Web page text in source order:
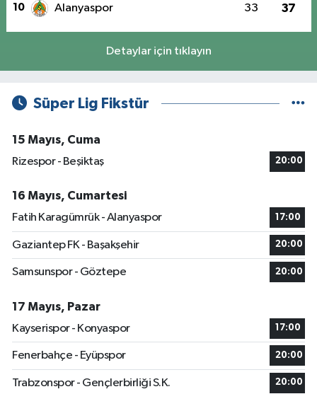
10 Alanyaspor 33 37
Detaylar için tıklayın
Süper Lig Fikstür
15 Mayıs, Cuma
Rizespor - Beşiktaş
20:00
16 Mayıs, Cumartesi
Fatih Karagümrük - Alanyaspor
17:00
Gaziantep FK - Başakşehir 20:00
Samsunspor - Göztepe 20:00
17 Mayıs, Pazar
Kayserispor - Konyaspor
17:00
Fenerbahçe - Eyüpspor 20:00
Trabzonspor - Gençlerbirliği S.K. 20:00